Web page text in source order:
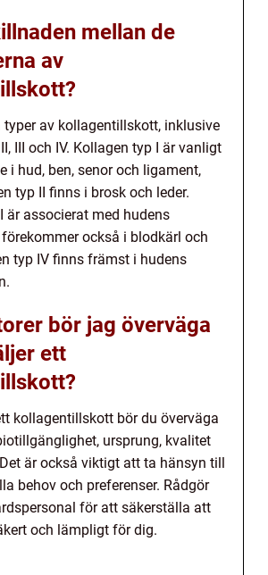
mellan de
av
typer av kollagentillskott, inklusive
III och IV. Kollagen typ I är vanligt
i hud, ben, senor och ligament,
typ II finns i brosk och leder.
är associerat med hudens
också i blodkärl och
typ IV finns främst i hudens
bör jag överväga
ett
kollagentillskott bör du överväga
ursprung, kvalitet
är också viktigt att ta hänsyn till
behov och preferenser. Rådgör
för att säkerställa att
och lämpligt för dig.